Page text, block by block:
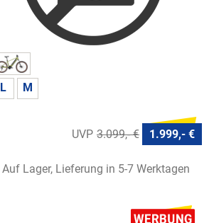
L M
3.099,- € 1.999,- €
Auf Lager, Lieferung in 5-7 Werktagen